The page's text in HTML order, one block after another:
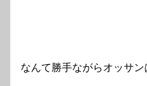
なんて勝手ながらオッサン